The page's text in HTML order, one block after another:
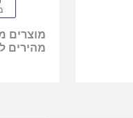
מוצרים
מהירים